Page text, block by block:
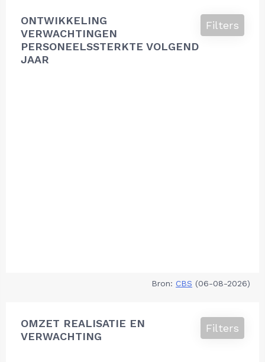
ONTWIKKELING
VERWACHTINGEN
PERSONEELSSTERKTE VOLGEND
JAAR
Filters
Bron: CBS (06-08-2026)
OMZET REALISATIE EN
VERWACHTING
Filters